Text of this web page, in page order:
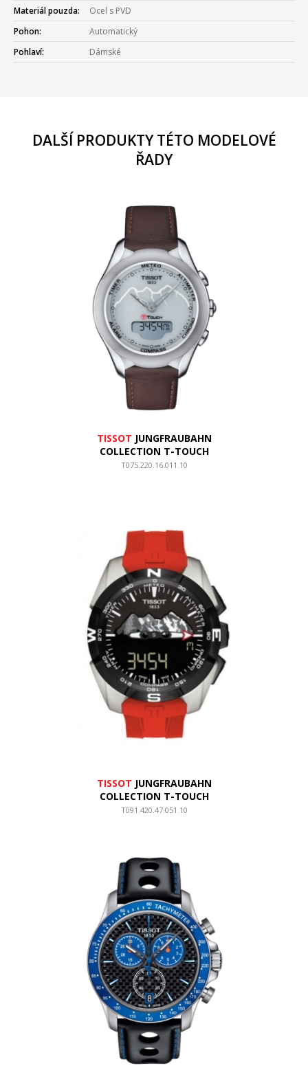
Materiál pouzda:
Ocel s PVD
Pohon:
Automatický
Pohlaví:
Dámské
DALŠÍ PRODUKTY TÉTO MODELOVÉ
ŘADY
TISSOT JUNGFRAUBAHN
COLLECTION T-TOUCH
T075.220.16.011.10
TISSOT JUNGFRAUBAHN
COLLECTION T-TOUCH
T091.420.47.051.10